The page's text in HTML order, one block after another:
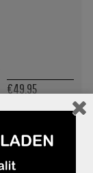
€49,95